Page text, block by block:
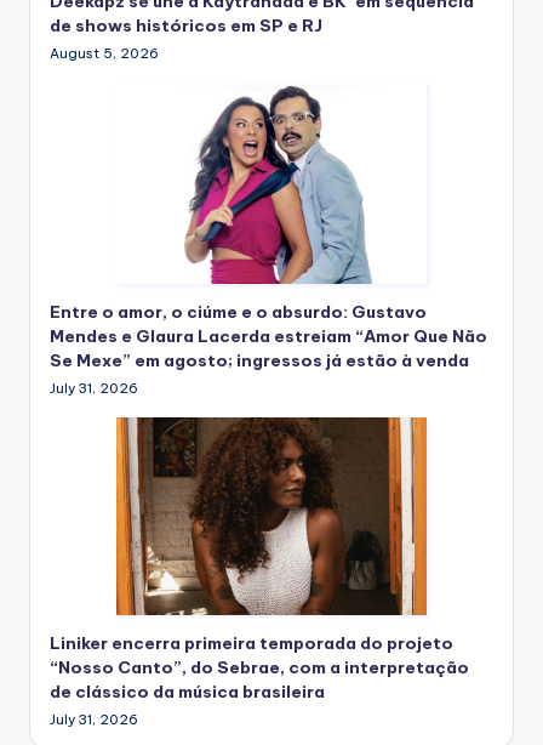
de shows históricos em SP e RJ
August 5, 2026
Entre o amor, o ciúme e o absurdo: Gustavo
Mendes e Glaura Lacerda estreiam “Amor Que Não
Se Mexe” em agosto; ingressos já estão à venda
July 31, 2026
Liniker encerra primeira temporada do projeto
“Nosso Canto”, do Sebrae, com a interpretação
de clássico da música brasileira
July 31, 2026